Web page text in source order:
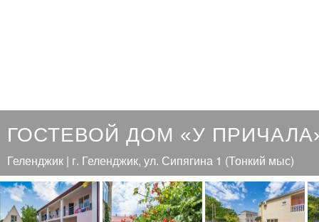
ГОСТЕВОЙ ДОМ «У
Геленджик | г. Геленджик, ул. Сипягина 1 (Тонкий мыс)